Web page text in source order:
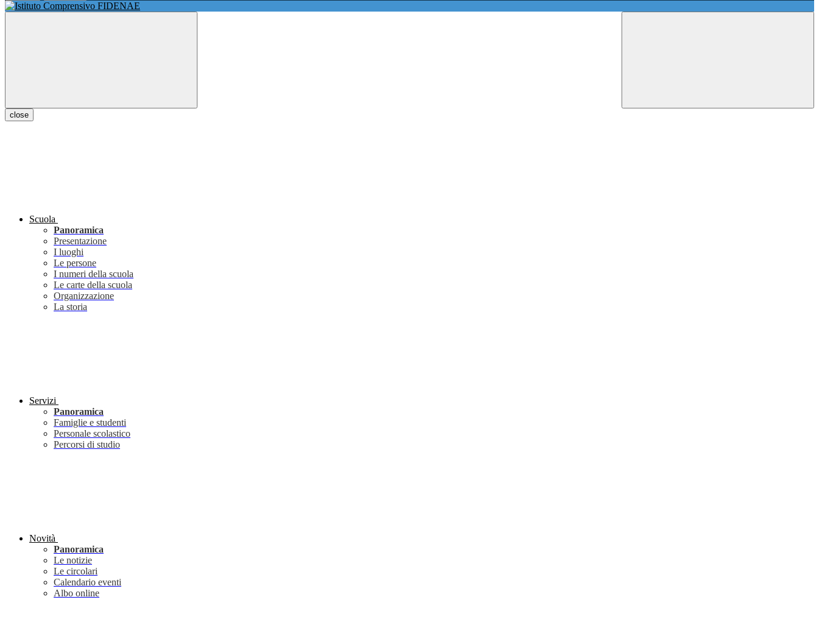
close
Scuola
Panoramica
Presentazione
I luoghi
Le persone
I numeri della scuola
Le carte della scuola
Organizzazione
La storia
Servizi
Panoramica
Famiglie e studenti
Personale scolastico
Percorsi di studio
Novità
Panoramica
Le notizie
Le circolari
Calendario eventi
Albo online